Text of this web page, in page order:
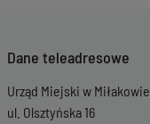
Dane teleadresowe
Urząd Miejski w Miłakowie
ul. Olsztyńska 16